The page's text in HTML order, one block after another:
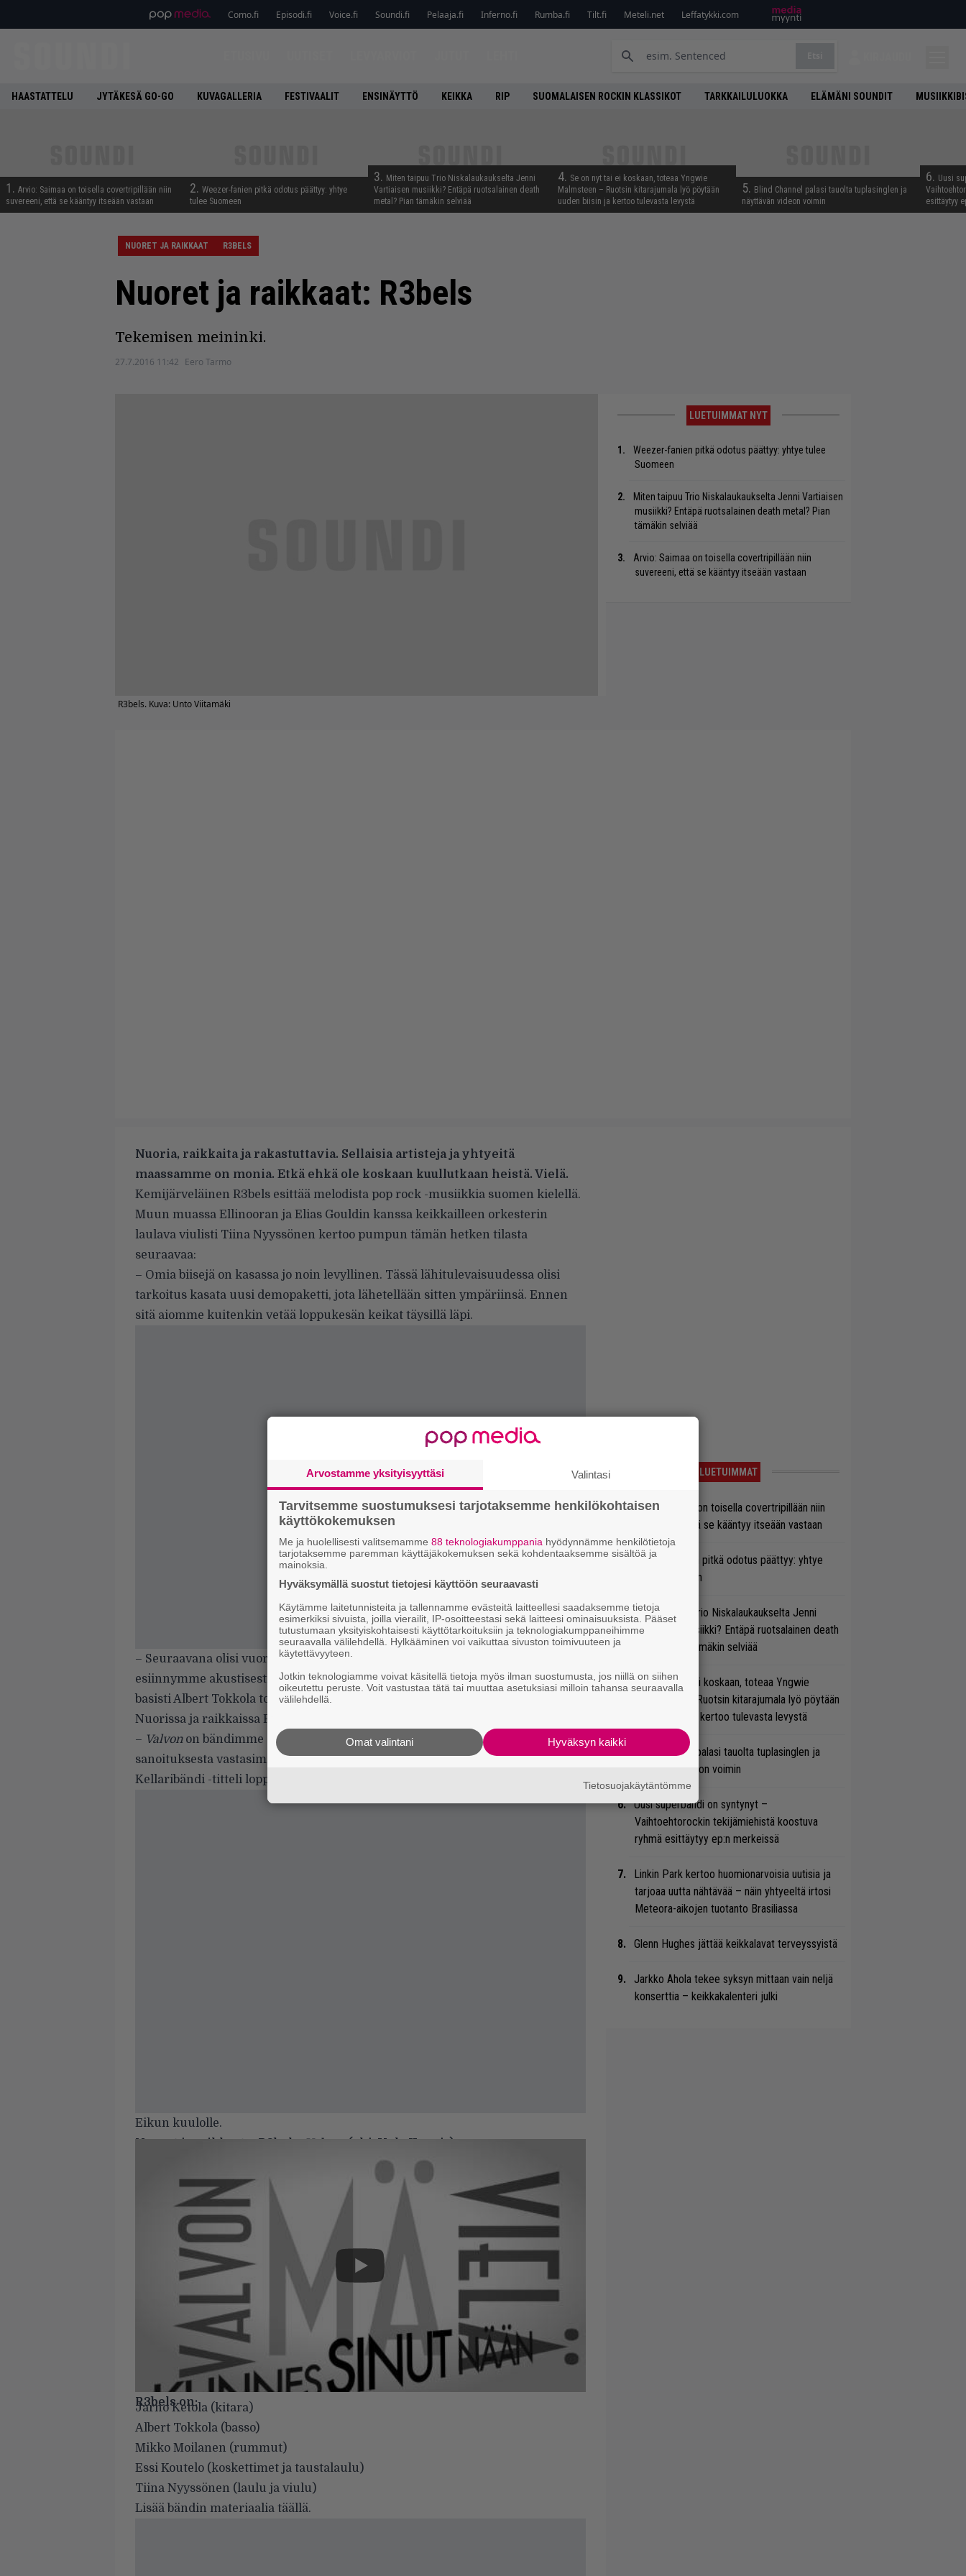
Como.fi Episodi.fi Voice.fi Soundi.fi Pelaaja.fi Inferno.fi Rumba.fi Tilt.fi Meteli.net Leffatykki.com
HAASTATTELU JYTÄKESÄ GO-GO KUVAGALLERIA FESTIVAALIT ENSINÄYTTÖ KEIKKA RIP SUOMALAISEN ROCKIN KLASSIKOT TARKKAILULUOKKA ELÄMÄNI SOUNDIT
1. Arvio: Saimaa on toisella covertripillään niin
suvereeni, että se kääntyy itseään vastaan
2. Weezer-fanien pitkä odotus päättyy: yhtye
tulee Suomeen
3. Miten taipuu Trio Niskalaukaukselta Jenni
Vartiaisen musiikki? Entäpä ruotsalainen death
metal? Pian tämäkin selviää
4. Se on nyt tai ei koskaan, toteaa Yngwie
Malmsteen – Ruotsin kitarajumala lyö pöytään
uuden biisin ja kertoo tulevasta levystä
5. Blind Channel palasi tauolta tuplasinglen ja
näyttävän videon voimin
6. Uusi
esittäytyy
NUORET JA RAIKKAAT R3BELS
Nuoret ja raikkaat: R3bels
Tekemisen meininki.
27.7.2016 11:42 Eero Tarmo
R3bels. Kuva: Unto Viitamäki
LUETUIMMAT NYT
Weezer-fanien pitkä odotus päättyy: yhtye tulee
Suomeen
Miten taipuu Trio Niskalaukaukselta Jenni Vartiaisen
musiikki? Entäpä ruotsalainen death metal? Pian
tämäkin selviää
Arvio: Saimaa on toisella covertripillään niin
suvereeni, että se kääntyy itseään vastaan
Nuoria, raikkaita ja rakastuttavia. Sellaisia artisteja ja yhtyeitä
maassamme on monia. Etkä ehkä ole koskaan kuullutkaan heistä. Vielä.
Kemijärveläinen R3bels esittää melodista pop rock -musiikkia suomen kielellä.
Muun muassa Ellinooran ja Elias Gouldin kanssa keikkailleen orkesterin
laulava viulisti Tiina Nyyssönen kertoo pumpun tämän hetken tilasta
seuraavaa:
– Omia biisejä on kasassa jo noin levyllinen. Tässä lähitulevaisuudessa olisi
tarkoitus kasata uusi demopaketti, jota lähetellään sitten ympäriinsä. Ennen
sitä aiomme kuitenkin vetää loppukesän keikat täysillä läpi.
– Seuraavana olisi vuorossa Pyhätunturilla järjestettävä
esiinnymme akustisesti Aittakurun jylhissä maisemissa. Sitä odotetaan innolla,
basisti Albert Tokkola tohkeilee.
Nuorissa ja raikkaissa R3bels edustaa kappaleellaan
– Valvonon bändimme ensimmäisiä biisejä. Sävellys on minun käsialaa,
sanoituksesta vastasimme yhdessä. Tällä biisillä voitettiin myös YleX:n Viikon
Kellaribändi -titteli loppuvuodesta 2014!, Nyyssönen pohjustaa.
Eikun kuulolle.
Nuoret ja raikkaat–R3bels: Valvon (ohj. Uula Kuvaja)
R3bels on:
Jarno Ketola (kitara)
Albert Tokkola (basso)
Mikko Moilanen (rummut)
Essi Koutelo (koskettimet ja taustalaulu)
Tiina Nyyssönen (laulu ja viulu)
Lisää bändin materiaalia täällä.
LUETUIMMAT
Arvio: Saimaa on toisella covertripillään niin
suvereeni, että se kääntyy itseään vastaan
Weezer-fanien pitkä odotus päättyy: yhtye
tulee Suomeen
Miten taipuu Trio Niskalaukaukselta Jenni
Vartiaisen musiikki? Entäpä ruotsalainen death
metal? Pian tämäkin selviää
Se on nyt tai ei koskaan, toteaa Yngwie
Malmsteen – Ruotsin kitarajumala lyö pöytään
uuden biisin ja kertoo tulevasta levystä
Blind Channel palasi tauolta tuplasinglen ja
näyttävän videon voimin
Uusi superbändi on syntynyt –
Vaihtoehtorockin tekijämiehistä koostuva
ryhmä esittäytyy ep:n merkeissä
Linkin Park kertoo huomionarvoisia uutisia ja
tarjoaa uutta nähtävää – näin yhtyeeltä irtosi
Meteora-aikojen tuotanto Brasiliassa
Glenn Hughes jättää keikkalavat terveyssyistä
Jarkko Ahola tekee syksyn mittaan vain neljä
konserttia – keikkakalenteri julki
Arvostamme yksityisyyttäsi Valintasi
Tarvitsemme suostumuksesi tarjotaksemme henkilökohtaisen
käyttökokemuksen
Me ja huolellisesti valitsemamme 88 teknologiakumppania hyödynnämme henkilötietoja
tarjotaksemme paremman käyttäjäkokemuksen sekä kohdentaaksemme sisältöä ja
mainoksia.
Hyväksymällä suostut tietojesi käyttöön seuraavasti
Käytämme laitetunnisteita ja tallennamme evästeitä laitteellesi saadaksemme tietoja
esimerkiksi sivuista, joilla vierailit, IP-osoitteestasi sekä laitteesi ominaisuuksista. Pääset
tutustumaan yksityiskohtaisesti käyttötarkoituksiin ja teknologiakumppaneihimme
seuraavalla välilehdellä. Hylkääminen voi vaikuttaa sivuston toimivuuteen ja
käytettävyyteen.
Jotkin teknologiamme voivat käsitellä tietoja myös ilman suostumusta, jos niillä on siihen
oikeutettu peruste. Voit vastustaa tätä tai muuttaa asetuksiasi milloin tahansa seuraavalla
välilehdellä.
Hyväksyn kaikki
Omat valintani
Tietosuojakäytäntömme